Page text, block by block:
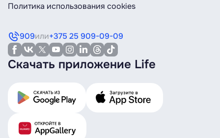
Политика использования cookies
909или+375 25 909-09-09
Скачать приложение Life